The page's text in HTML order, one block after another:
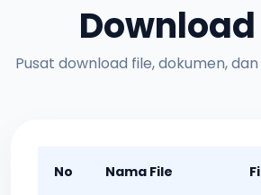
Download
Pusat download file, dokumen,
No Nama File